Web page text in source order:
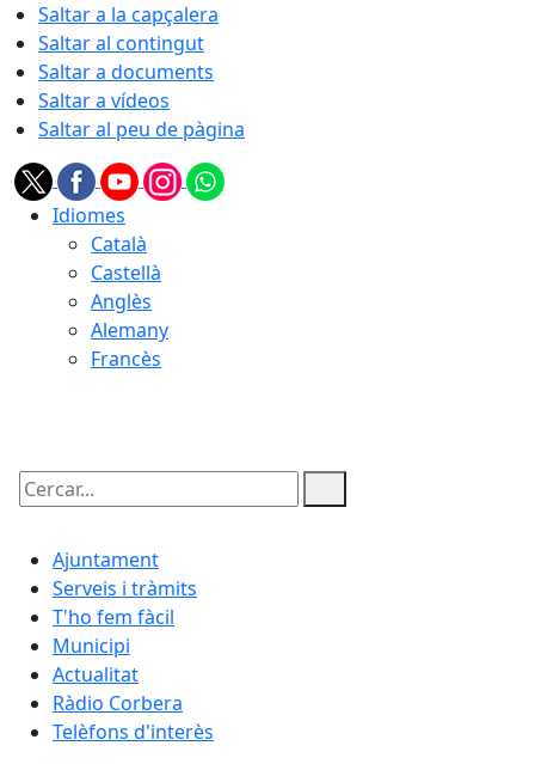
Saltar a la capçalera
Saltar al contingut
Saltar a documents
Saltar a vídeos
Saltar al peu de pàgina
Idiomes
Català
Castellà
Anglès
Alemany
Francès
Cercar:
Ajuntament
Serveis i tràmits
T'ho fem fàcil
Municipi
Actualitat
Ràdio Corbera
Telèfons d'interès